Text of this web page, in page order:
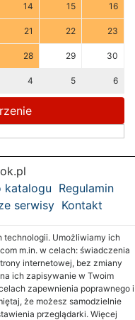
14 15 16
21 22 23
28 29 30
4 5 6
katalogu Regulamin
serwisy Kontakt
Umożliwiamy ich
m.in. w celach: świadczenia
internetowej, bez zmiany
ich zapisywanie w Twoim
zapewnienia poprawnego i
że możesz samodzielnie
przeglądarki. Więcej